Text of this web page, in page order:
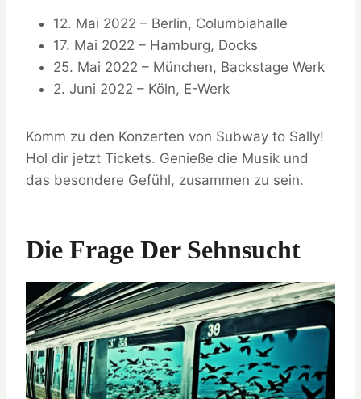
12. Mai 2022 – Berlin, Columbiahalle
17. Mai 2022 – Hamburg, Docks
25. Mai 2022 – München, Backstage Werk
2. Juni 2022 – Köln, E-Werk
Komm zu den Konzerten von Subway to Sally!
Hol dir jetzt Tickets. Genieße die Musik und
das besondere Gefühl, zusammen zu sein.
Die Frage Der Sehnsucht